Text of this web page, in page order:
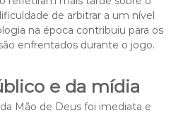
de arbitrar a um nível
na época contribuiu para os
enfrentados durante o jogo.
e da mídia
Mão de Deus foi imediata e